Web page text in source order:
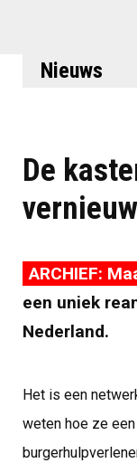
Nieuws
De
ARCHIEF:
een uniek
Nederland.
Het is een
weten hoe ze